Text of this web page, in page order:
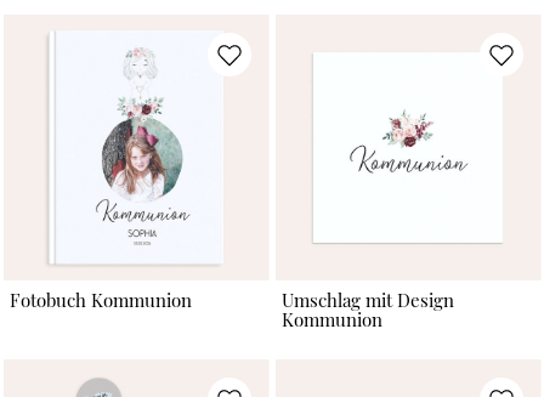
Fotobuch Kommunion
Umschlag mit Design
Kommunion